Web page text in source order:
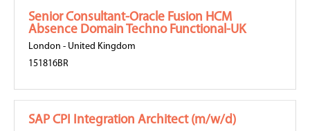
Senior Consultant-Oracle Fusion HCM
Absence Domain Techno Functional-UK
London - United Kingdom
151816BR
SAP CPI Integration Architect (m/w/d)